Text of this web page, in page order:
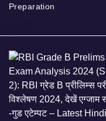
Preparation